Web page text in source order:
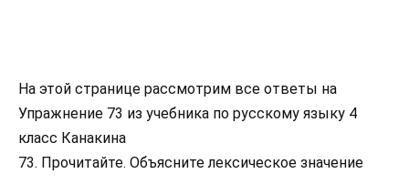
На этой странице рассмотрим все ответы на
Упражнение 73 из учебника по русскому языку 4
класс Канакина
73. Прочитайте. Объясните лексическое значение